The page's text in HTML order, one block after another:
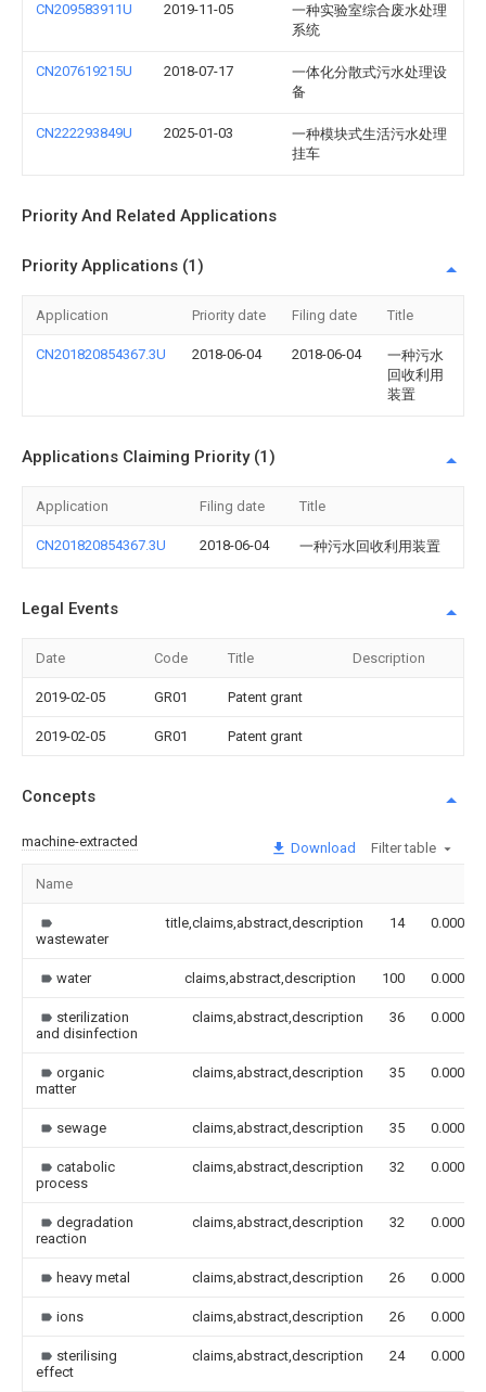
CN209583911U 2019-11-05
一种实验室综合废水处理
系统
CN207619215U 2018-07-17
一体化分散式污水处理设
备
CN222293849U 2025-01-03
一种模块式生活污水处理
挂车
Priority And Related Applications
Priority Applications (1)
Application Priority date Filing date Title
CN201820854367.3U 2018-06-04 2018-06-04
一种污水
回收利用
装置
Applications Claiming Priority (1)
Application Filing date Title
CN201820854367.3U 2018-06-04 一种污水回收利用装置
Legal Events
Date Code Title Description
2019-02-05 GR01 Patent grant
2019-02-05 GR01 Patent grant
Concepts
machine-extracted Download Filter table
Name
wastewater
title,claims,abstract,description 14 0.000
water claims,abstract,description 100 0.000
sterilization
and disinfection
claims,abstract,description 36 0.000
organic
matter
claims,abstract,description 35 0.000
sewage claims,abstract,description 35 0.000
catabolic
process
claims,abstract,description 32 0.000
degradation
reaction
claims,abstract,description 32 0.000
heavy metal claims,abstract,description 26 0.000
ions claims,abstract,description 26 0.000
sterilising
effect
claims,abstract,description 24 0.000